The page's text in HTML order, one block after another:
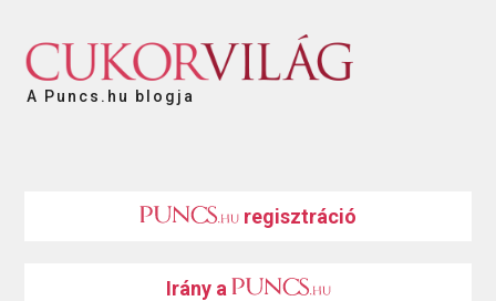
A Puncs.hu blogja
regisztráció
Irány a